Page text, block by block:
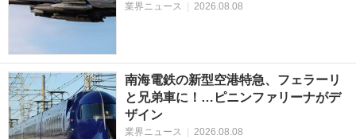
業界ニュース 2026.08.08
南海電鉄の新型空港特急、フェラーリ
と兄弟車に！…ピニンファリーナがデ
ザイン
業界ニュース 2026.08.08